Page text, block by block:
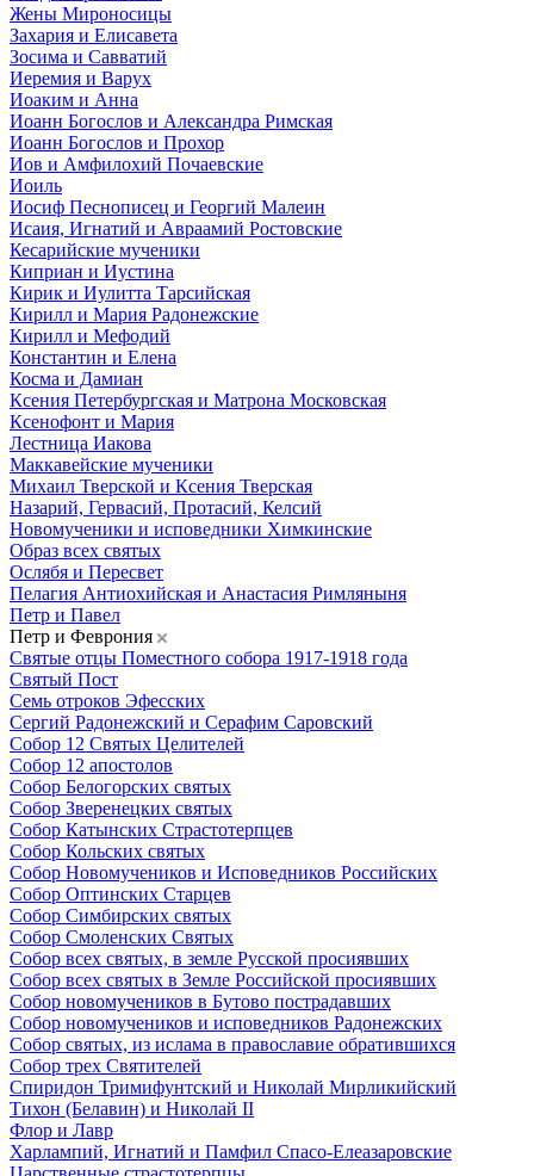
Жены Мироносицы
Захария и Елисавета
Зосима и Савватий
Иеремия и Варух
Иоаким и Анна
Иоанн Богослов и Александра Римская
Иоанн Богослов и Прохор
Иов и Амфилохий Почаевские
Иоиль
Иосиф Песнописец и Георгий Малеин
Исаия, Игнатий и Авраамий Ростовские
Кесарийские мученики
Киприан и Иустина
Кирик и Иулитта Тарсийская
Кирилл и Мария Радонежские
Кирилл и Мефодий
Константин и Елена
Косма и Дамиан
Ксения Петербургская и Матрона Московская
Ксенофонт и Мария
Лестница Иакова
Маккавейские мученики
Михаил Тверской и Ксения Тверская
Назарий, Гервасий, Протасий, Келсий
Новомученики и исповедники Химкинские
Образ всех святых
Ослябя и Пересвет
Пелагия Антиохийская и Анастасия Римляныня
Петр и Павел
Петр и Феврония
Святые отцы Поместного собора 1917-1918 года
Святый Пост
Семь отроков Эфесских
Сергий Радонежский и Серафим Саровский
Собор 12 Святых Целителей
Собор 12 апостолов
Собор Белогорских святых
Собор Зверенецких святых
Собор Катынских Страстотерпцев
Собор Кольских святых
Собор Новомучеников и Исповедников Российских
Собор Оптинских Старцев
Собор Симбирских святых
Собор Смоленских Святых
Собор всех святых, в земле Русской просиявших
Собор всех святых в Земле Российской просиявших
Собор новомучеников в Бутово пострадавших
Собор новомучеников и исповедников Радонежских
Собор святых, из ислама в православие обратившихся
Собор трех Святителей
Спиридон Тримифунтский и Николай Мирликийский
Тихон (Белавин) и Николай II
Флор и Лавр
Харлампий, Игнатий и Памфил Спасо-Елеазаровские